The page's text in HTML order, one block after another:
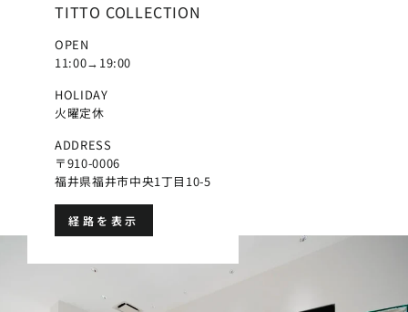
TITTO COLLECTION
OPEN
11:00→19:00
HOLIDAY
火曜定休
ADDRESS
〒910-0006
福井県福井市中央1丁目10-5
経路を表示